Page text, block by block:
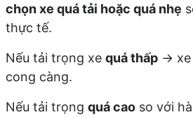
chọn xe quá tải hoặc quá nhẹ
thực tế.
Nếu tải trọng xe quá thấp→ xe
cong càng.
Nếu tải trọng quá caoso với